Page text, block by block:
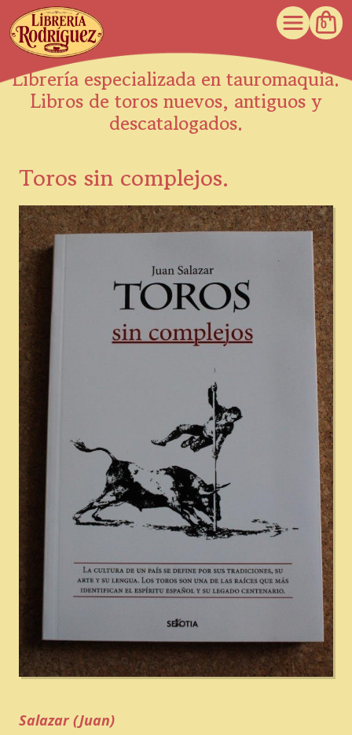
0
Librería especializada en tauromaquia.
Libros de toros nuevos, antiguos y
descatalogados.
Toros sin complejos.
Salazar (Juan)